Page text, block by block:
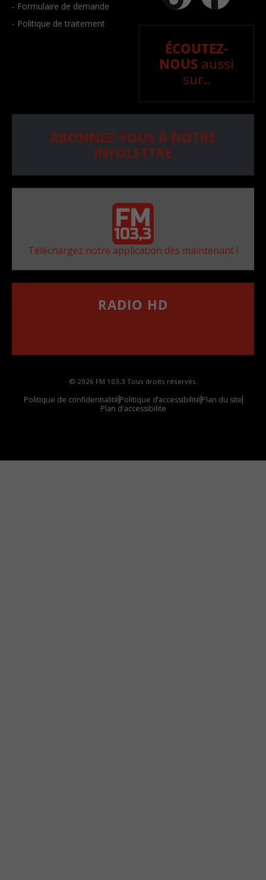
- Formulaire de demande
- Politique de traitement
ÉCOUTEZ-
NOUS aussi
sur..
ABONNEZ-VOUS À NOTRE
INFOLETTRE
Téléchargez notre application dès maintenant !
RADIO HD
© 2026 FM 103,3 Tous droits réservés.
Politique de confidentialitéPolitique d’accessibilitéPlan du site
Plan d'accessibilite